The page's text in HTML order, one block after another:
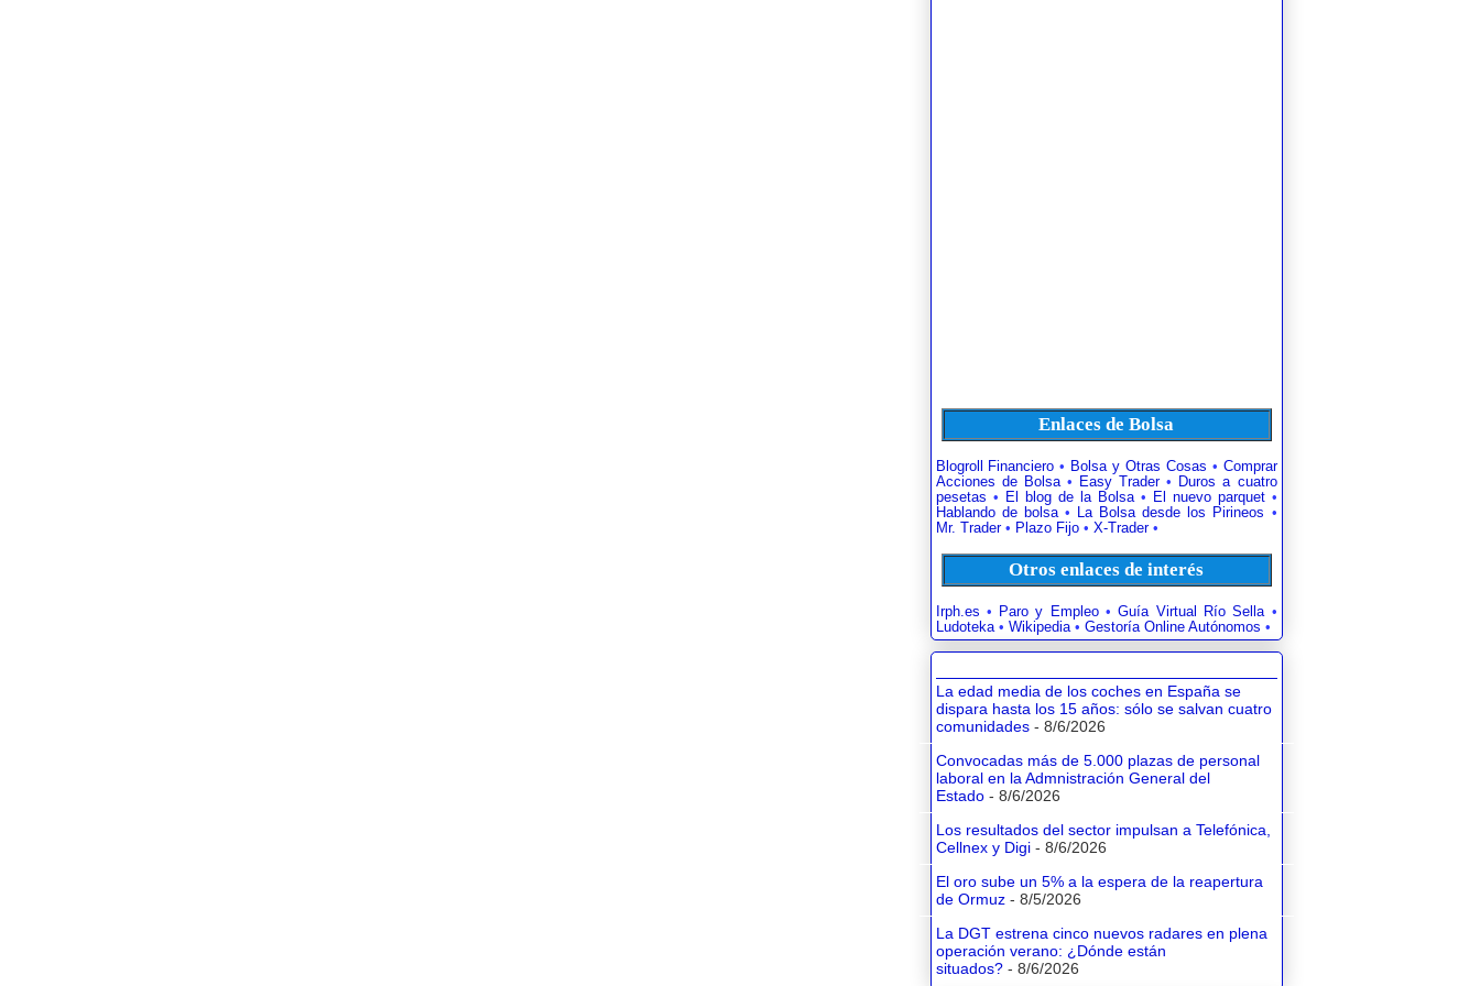
Enlaces de Bolsa
Blogroll Financiero • Bolsa y Otras Cosas • Comprar
Acciones de Bolsa• Easy Trader•
Duros a cuatro
pesetas • El blog de la Bolsa• El nuevo parquet•
Hablando de bolsa• La Bolsa desde los Pirineos •
Mr. Trader• Plazo Fijo• X-Trader•
Otros enlaces de interés
Irph.es • Paro y Empleo•Guía Virtual Río Sella•
Ludoteka• Wikipedia• Gestoría Online Autónomos •
La edad media de los coches en España se
dispara hasta los 15 años: sólo se salvan cuatro
comunidades- 8/6/2026
Convocadas más de 5.000 plazas de personal
laboral en la Admnistración General del
Estado- 8/6/2026
Los resultados del sector impulsan a Telefónica,
Cellnex y Digi- 8/6/2026
El oro sube un 5% a la espera de la reapertura
de Ormuz- 8/5/2026
La DGT estrena cinco nuevos radares en plena
operación verano: ¿Dónde están
situados?- 8/6/2026